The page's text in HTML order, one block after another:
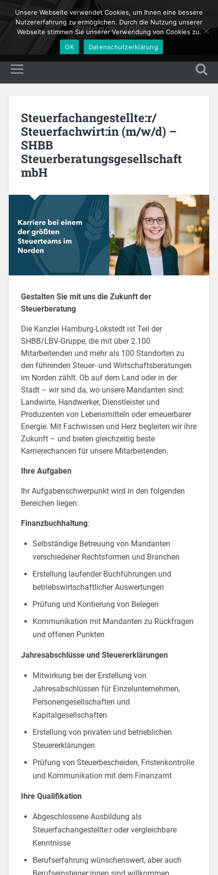
Finance Jobs
Steuerfachangestellte:r/
Steuerfachwirt:in (m/w/d) –
SHBB
Steuerberatungsgesellschaft
mbH
Gestalten Sie mit uns die Zukunft der
Steuerberatung
Die Kanzlei Hamburg-Lokstedt ist Teil der
SHBB/LBV-Gruppe, die mit über 2.100
Mitarbeitenden und mehr als 100 Standorten zu
den führenden Steuer- und Wirtschaftsberatungen
im Norden zählt. Ob auf dem Land oder in der
Stadt – wir sind da, wo unsere Mandanten sind:
Landwirte, Handwerker, Dienstleister und
Produzenten von Lebensmitteln oder erneuerbarer
Energie. Mit Fachwissen und Herz begleiten wir ihre
Zukunft – und bieten gleichzeitig beste
Karrierechancen für unsere Mitarbeitenden.
Ihre Aufgaben
Ihr Aufgabenschwerpunkt wird in den folgenden
Bereichen liegen:
Finanzbuchhaltung:
Selbständige Betreuung von Mandanten
verschiedener Rechtsformen und Branchen
Erstellung laufender Buchführungen und
betriebswirtschaftlicher Auswertungen
Prüfung und Kontierung von Belegen
Kommunikation mit Mandanten zu Rückfragen
und offenen Punkten
Jahresabschlüsse und Steuererklärungen
Mitwirkung bei der Erstellung von
Jahresabschlüssen für Einzelunternehmen,
Personengesellschaften und
Kapitalgesellschaften
Erstellung von privaten und betrieblichen
Steuererklärungen
Prüfung von Steuerbescheiden, Fristenkontrolle
und Kommunikation mit dem Finanzamt
Ihre Qualifikation
Abgeschlossene Ausbildung als
Steuerfachangestellte:r oder vergleichbare
Kenntnisse
Berufserfahrung wünschenswert, aber auch
Berufseinsteiger:innen sind willkommen
Unsere Webseite verwendet Cookies, um Ihnen eine bessere
Nutzererfahrung zu ermöglichen. Durch die Nutzung unserer
Webseite stimmen Sie unserer Verwendung von Cookies zu.
OK
Datenschutzerklärung